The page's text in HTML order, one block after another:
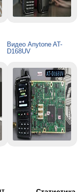
Видео Anytone AT-
D168UV